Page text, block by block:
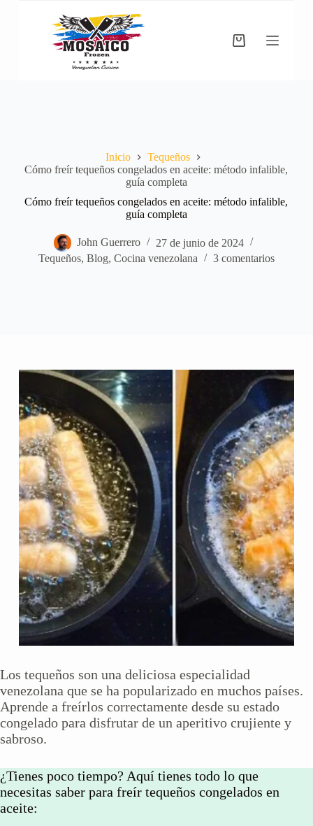
Carro
Inicio
Tequeños
Cómo freír tequeños congelados en aceite: método infalible,
guía completa
Cómo freír tequeños congelados en aceite: método infalible,
guía completa
John Guerrero
27 de junio de 2024
Tequeños, Blog, Cocina venezolana 3 comentarios
Los tequeños son una deliciosa especialidad
venezolana que se ha popularizado en muchos países.
Aprende a freírlos correctamente desde su estado
congelado para disfrutar de un aperitivo crujiente y
sabroso.
¿Tienes poco tiempo? Aquí tienes todo lo que
necesitas saber para freír tequeños congelados en
aceite: